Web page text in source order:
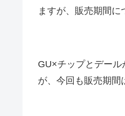
ますが、販売期間
GU×チップとデー
が、今回も販売期間